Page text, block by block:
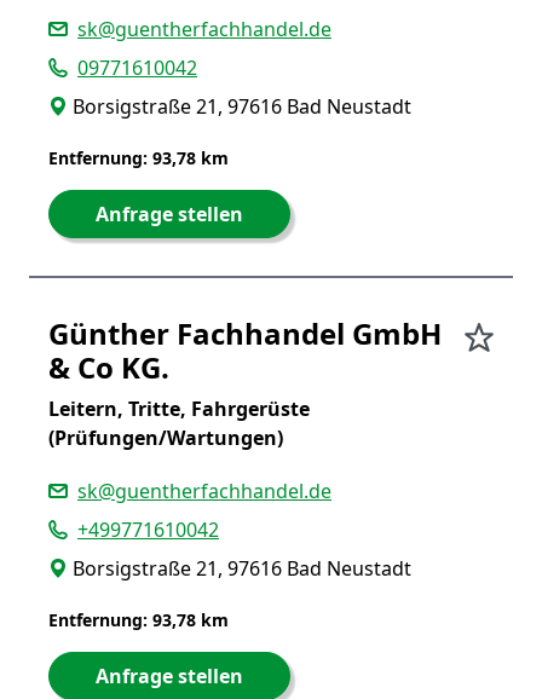
sk@guentherfachhandel.de
09771610042
Borsigstraße 21, 97616 Bad Neustadt
Entfernung: 93,78 km
Anfrage stellen
Günther Fachhandel GmbH
& Co KG.
Leitern, Tritte, Fahrgerüste
(Prüfungen/Wartungen)
sk@guentherfachhandel.de
+499771610042
Borsigstraße 21, 97616 Bad Neustadt
Entfernung: 93,78 km
Anfrage stellen